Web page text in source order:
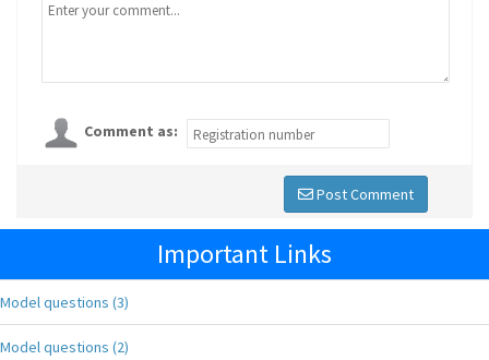
Comment as:
Post Comment
Important Links
Model questions (3)
Model questions (2)